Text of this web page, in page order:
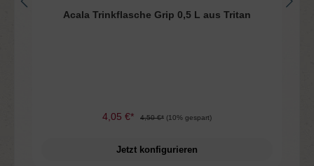
Acala Trinkflasche Grip 0,5 L aus Tritan
4,05 €* 4,50 €* (10% gespart)
Jetzt konfigurieren